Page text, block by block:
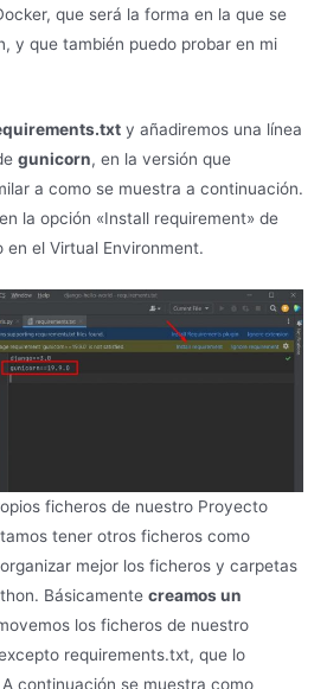
que será la forma en la que se
y que también puedo probar en mi
y añadiremos una línea
gunicorn, en la versión que
a como se muestra a continuación.
la opción «Install requirement» de
en el Virtual Environment.
ficheros de nuestro Proyecto
tener otros ficheros como
mejor los ficheros y carpetas
Básicamente creamos un
los ficheros de nuestro
requirements.txt, que lo
continuación se muestra como